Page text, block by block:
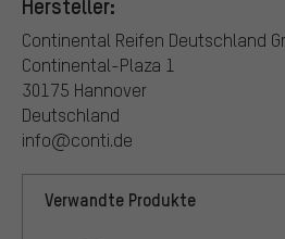
Continental Reifen Deutschland
Continental-Plaza 1
30175 Hannover
Deutschland
info@conti.de
Verwandte Produkte